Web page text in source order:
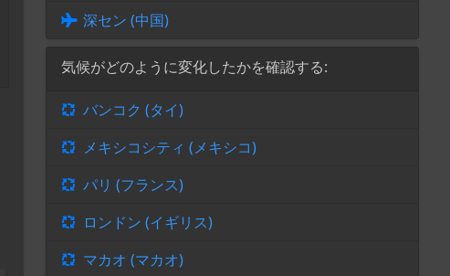
深セン (中国)
気候がどのように変化したかを確認する:
バンコク (タイ)
メキシコシティ (メキシコ)
パリ (フランス)
ロンドン (イギリス)
マカオ (マカオ)